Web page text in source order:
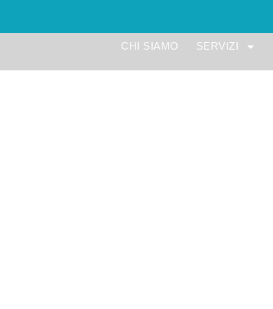
CHI SIAMO SERVIZI